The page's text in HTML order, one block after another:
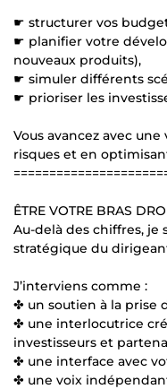
☛ structurer vos
☛ planifier votre
nouveaux produits),
☛ simuler différents
☛ prioriser les
Vous avancez avec
risques et en
ÊTRE VOTRE BRAS
Au-delà des chiffres, je
stratégique du
J’interviens comme :
✤ un soutien à la prise
✤ une interlocutrice
investisseurs et
✤ une interface avec
✤ une voix